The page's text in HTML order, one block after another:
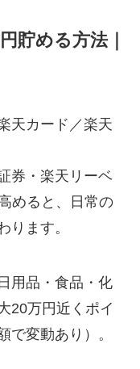
貯める方法｜
天カード／楽天
券・楽天リーベ
めると、日常の
ります。
用品・食品・化
20万円近くポイ
で変動あり）。